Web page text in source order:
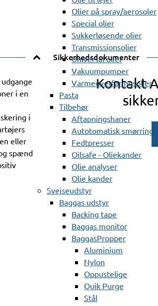
Olier på spray/aerosoler
Special olier
Sukkerløsende olier
Transmissionsolier
Universal olier
Vakuumpumper
Varmeoverføringsolier
Pasta
Tilbehør
Aftapningshaner
Autotomatisk smørring
Fedtpresser
Oilsafe - Oliekander
Olie analyser
Olie kander
Svejseudstyr
Baggas udstyr
Backing tape
Baggas monitor
BaggasPropper
Aluminium
Nylon
Oppustelige
Quik Purge
Stål
i en
i
eller
spænd
Sikkerhedsdokumenter
Kontakt